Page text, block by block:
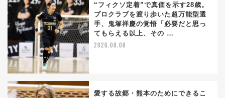
“フィクソ定着”で真価を示す28歳。
プロクラブを渡り歩いた超万能型選
手、鬼塚祥慶の覚悟「必要だと思っ
てもらえる以上、その …
2026.08.08
愛する故郷・熊本のためにできるこ